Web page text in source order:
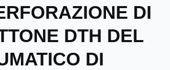
DI
DTH DEL
DI